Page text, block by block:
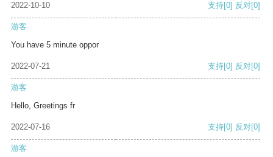
2022-10-10 支持[0] 反对[0]
游客
You have 5 minute oppor
2022-07-21 支持[0] 反对[0]
游客
Hello, Greetings fr
2022-07-16 支持[0] 反对[0]
游客